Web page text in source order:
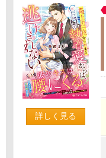
詳しく見る